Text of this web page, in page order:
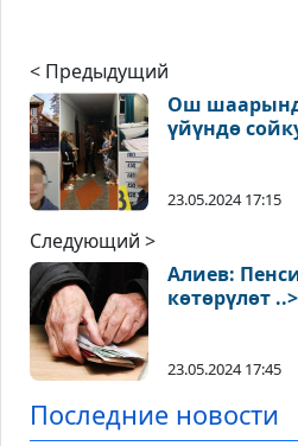
< Предыдущий
Ош
үйүндө
23.05.2024 17:15
Следующий >
Алиев:
көтөрүлөт ..>
23.05.2024 17:45
Последние новости